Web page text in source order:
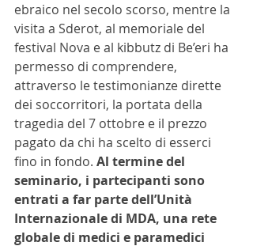
ebraico nel secolo scorso, mentre la
visita a Sderot, al memoriale del
festival Nova e al kibbutz di Be’eri ha
permesso di comprendere,
attraverso le testimonianze dirette
dei soccorritori, la portata della
tragedia del 7 ottobre e il prezzo
pagato da chi ha scelto di esserci
fino in fondo. Al termine del
seminario, i partecipanti sono
entrati a far parte dell’Unità
Internazionale di MDA, una rete
globale di medici e paramedici